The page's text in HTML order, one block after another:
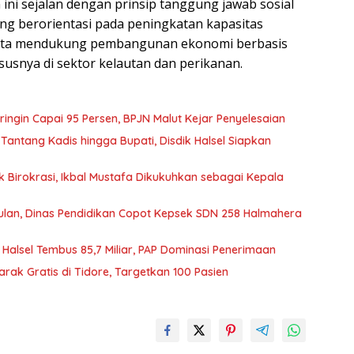
sejalan dengan prinsip tanggung jawab sosial
berorientasi pada peningkatan kapasitas
mendukung pembangunan ekonomi berbasis
di sektor kelautan dan perikanan.
Capai 95 Persen, BPJN Malut Kejar Penyelesaian
Kadis hingga Bupati, Disdik Halsel Siapkan
Birokrasi, Ikbal Mustafa Dikukuhkan sebagai Kepala
Dinas Pendidikan Copot Kepsek SDN 258 Halmahera
Tembus 85,7 Miliar, PAP Dominasi Penerimaan
Gratis di Tidore, Targetkan 100 Pasien